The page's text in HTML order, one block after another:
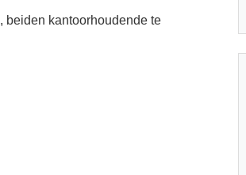
, beiden kantoorhoudende te